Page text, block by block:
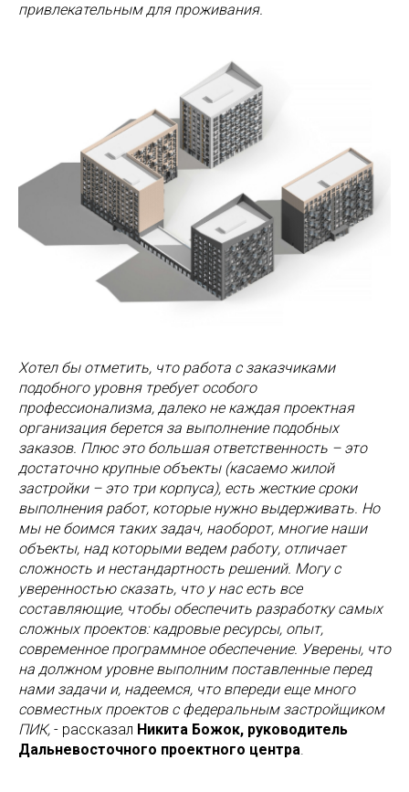
привлекательным для проживания.
Хотел бы отметить, что работа с заказчиками
подобного уровня требует особого
профессионализма, далеко не каждая проектная
организация берется за выполнение подобных
заказов. Плюс это большая ответственность – это
достаточно крупные объекты (касаемо жилой
застройки – это три корпуса), есть жесткие сроки
выполнения работ, которые нужно выдерживать. Но
мы не боимся таких задач, наоборот, многие наши
объекты, над которыми ведем работу, отличает
сложность и нестандартность решений. Могу с
уверенностью сказать, что у нас есть все
составляющие, чтобы обеспечить разработку самых
сложных проектов: кадровые ресурсы, опыт,
современное программное обеспечение. Уверены, что
на должном уровне выполним поставленные перед
нами задачи и, надеемся, что впереди еще много
совместных проектов с федеральным застройщиком
ПИК, - рассказал Никита Божок, руководитель
Дальневосточного проектного центра.